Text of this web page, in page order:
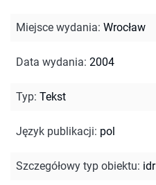
Miejsce wydania: Wrocław
Data wydania: 2004
Typ: Tekst
Język publikacji: pol
Szczegółowy typ obiektu: idr